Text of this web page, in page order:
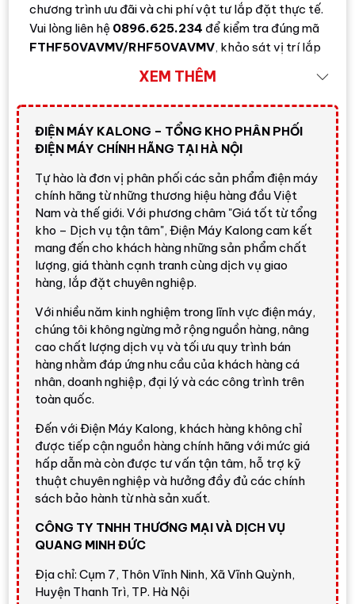
chương trình ưu đãi và chi phí vật tư lắp đặt thực tế.
Vui lòng liên hệ 0896.625.234 để kiểm tra đúng mã
FTHF50VAVMV/RHF50VAVMV, khảo sát vị trí lắp
đặt, báo chi phí ống đồng, dây điện, giá đỡ, aptomat
và nhận ưu đãi mới nhất tại Điện Máy Kalong
Gọi ngay
Tổng quan Điều hòa Daikin 2
chiều 18000BTU Inverter gas R32
FTHF50VAVMV
Daikin FTHF50VAVMVlà điều hòa2 chiều Inverter
gồm dàn lạnhFTHF50VAVMVvà dàn nóng
RHF50VAVMV. Sản phẩm vừa làm lạnh vào mùa hè, vừa
sưởi ấm vào mùa đông, phù hợp gia đình miền Bắc hoặc
các không gian cần duy trì nhiệt độ dễ chịu quanh năm.
Model này thường được gọi theo nhóm18000BTU -
2HP, trong khi thông số kỹ thuật phổ biến ghi công suất
lạnh/sưởi danh định khoảng
khoảng
không quá cao và không có tải nhiệt quá lớn. Nếu phòng
hướng Tây, nhiều kính, đông người hoặc lắp cho văn
phòng có nhiều thiết bị điện, khách hàng nên khảo sát tải
nhiệt trước khi chọn công suất.
Đánh giá nhanh từ Điện Máy
Kalong
XEM THÊM
ĐIỆN MÁY KALONG – TỔNG KHO PHÂN PHỐI
ĐIỆN MÁY CHÍNH HÃNG TẠI HÀ NỘI
Tự hào là đơn vị phân phối các sản phẩm điện máy
chính hãng từ những thương hiệu hàng đầu Việt
Nam và thế giới. Với phương châm "Giá tốt từ tổng
kho – Dịch vụ tận tâm", Điện Máy Kalong cam kết
mang đến cho khách hàng những sản phẩm chất
lượng, giá thành cạnh tranh cùng dịch vụ giao
hàng, lắp đặt chuyên nghiệp.
Với nhiều năm kinh nghiệm trong lĩnh vực điện máy,
chúng tôi không ngừng mở rộng nguồn hàng, nâng
cao chất lượng dịch vụ và tối ưu quy trình bán
hàng nhằm đáp ứng nhu cầu của khách hàng cá
nhân, doanh nghiệp, đại lý và các công trình trên
toàn quốc.
Đến với Điện Máy Kalong, khách hàng không chỉ
được tiếp cận nguồn hàng chính hãng với mức giá
hấp dẫn mà còn được tư vấn tận tâm, hỗ trợ kỹ
thuật chuyên nghiệp và hưởng đầy đủ các chính
sách bảo hành từ nhà sản xuất.
CÔNG TY TNHH THƯƠNG MẠI VÀ DỊCH VỤ
QUANG MINH ĐỨC
Địa chỉ: Cụm 7, Thôn Vĩnh Ninh, Xã Vĩnh Quỳnh,
Huyện Thanh Trì, TP. Hà Nội